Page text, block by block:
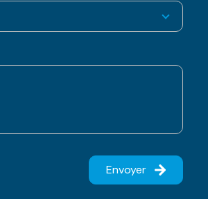
Envoyer